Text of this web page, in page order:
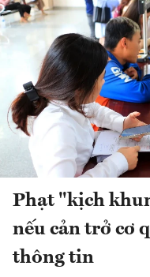
Phạt "kịch
nếu cản trở cơ
thông tin